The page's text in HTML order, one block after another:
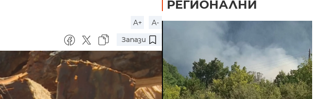
A+
A-
Запази
РЕГИОНАЛНИ